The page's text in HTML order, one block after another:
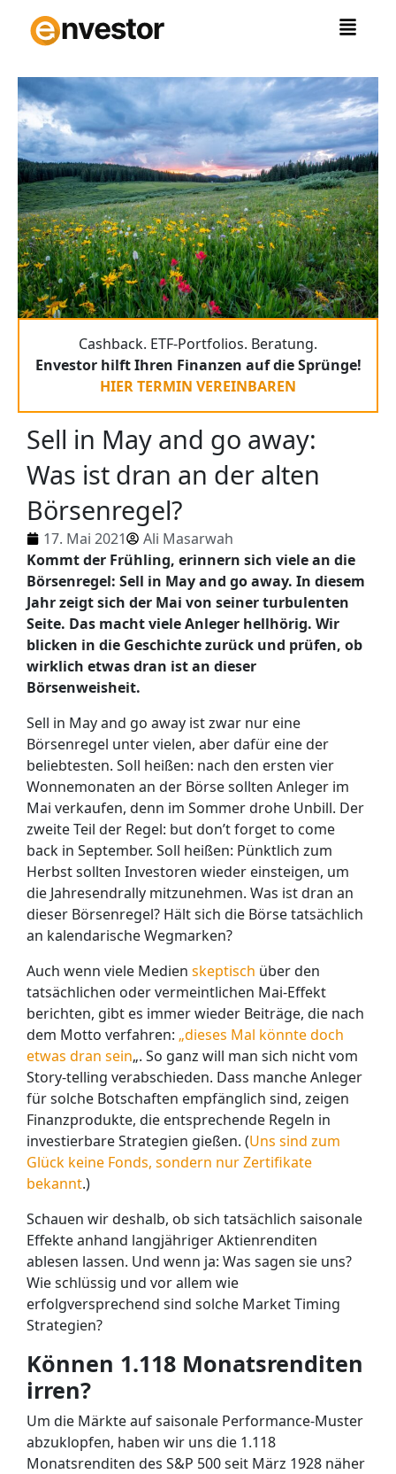
Inhalt
springen
Cashback. ETF-Portfolios. Beratung.
Envestor hilft Ihren Finanzen auf die Sprünge!
HIER TERMIN VEREINBAREN
Sell in May and go away:
Was ist dran an der alten
Börsenregel?
17. Mai 2021
Ali Masarwah
Kommt der Frühling, erinnern sich viele an die
Börsenregel: Sell in May and go away. In diesem
Jahr zeigt sich der Mai von seiner turbulenten
Seite. Das macht viele Anleger hellhörig. Wir
blicken in die Geschichte zurück und prüfen, ob
wirklich etwas dran ist an dieser
Börsenweisheit.
Sell in May and go away ist zwar nur eine
Börsenregel unter vielen, aber dafür eine der
beliebtesten. Soll heißen: nach den ersten vier
Wonnemonaten an der Börse sollten Anleger im
Mai verkaufen, denn im Sommer drohe Unbill. Der
zweite Teil der Regel: but don’t forget to come
back in September. Soll heißen: Pünktlich zum
Herbst sollten Investoren wieder einsteigen, um
die Jahresendrally mitzunehmen. Was ist dran an
dieser Börsenregel? Hält sich die Börse tatsächlich
an kalendarische Wegmarken?
Auch wenn viele Medien skeptisch über den
tatsächlichen oder vermeintlichen Mai-Effekt
berichten, gibt es immer wieder Beiträge, die nach
dem Motto verfahren: „dieses Mal könnte doch
etwas dran sein„. So ganz will man sich nicht vom
Story-telling verabschieden. Dass manche Anleger
für solche Botschaften empfänglich sind, zeigen
Finanzprodukte, die entsprechende Regeln in
investierbare Strategien gießen. (Uns sind zum
Glück keine Fonds, sondern nur Zertifikate
bekannt.)
Schauen wir deshalb, ob sich tatsächlich saisonale
Effekte anhand langjähriger Aktienrenditen
ablesen lassen. Und wenn ja: Was sagen sie uns?
Wie schlüssig und vor allem wie
erfolgversprechend sind solche Market Timing
Strategien?
Können 1.118 Monatsrenditen
irren?
Um die Märkte auf saisonale Performance-Muster
abzuklopfen, haben wir uns die 1.118
Monatsrenditen des S&P 500 seit März 1928 näher